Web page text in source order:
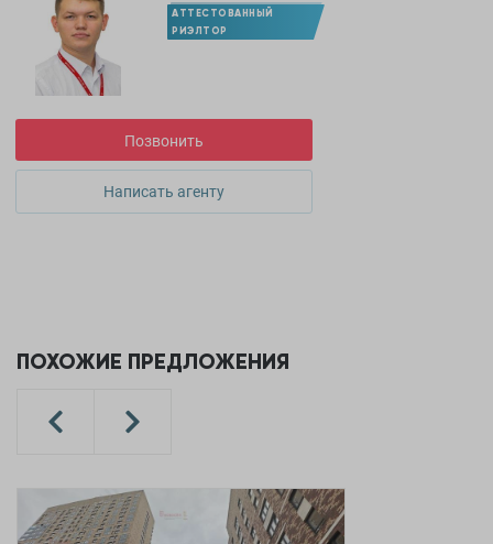
АТТЕСТОВАННЫЙ
РИЭЛТОР
Позвонить
Написать агенту
ПОХОЖИЕ ПРЕДЛОЖЕНИЯ